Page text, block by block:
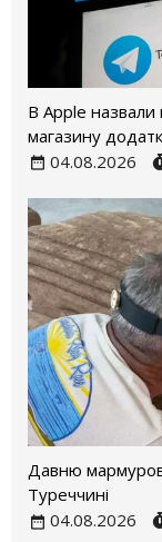
В Apple
магазину
04.08.2026
Давню
Туреччині
04.08.2026